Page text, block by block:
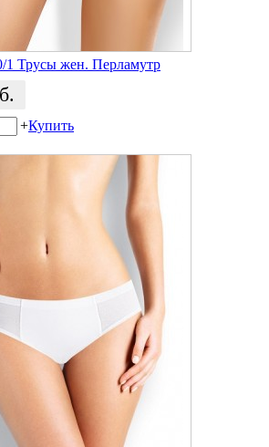
1 Трусы жен. Перламутр
+Купить